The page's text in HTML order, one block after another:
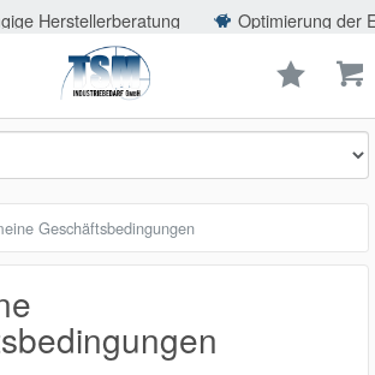
Optimierung der
Geschäftsbedingungen